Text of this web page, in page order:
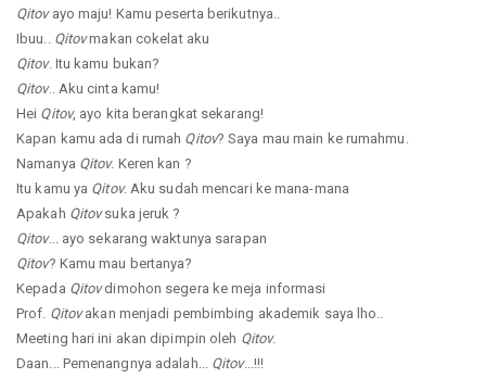
Qitovayo maju! Kamu peserta berikutnya..
Ibuu.. Qitovmakan cokelat aku
Qitov. Itu kamu bukan?
Qitov.. Aku cinta kamu!
Hei Qitov, ayo kita berangkat sekarang!
Kapan kamu ada di rumah Qitov? Saya mau main ke rumahmu.
Namanya Qitov. Keren kan ?
Itu kamu ya Qitov. Aku sudah mencari ke mana-mana
Apakah Qitovsuka jeruk ?
Qitov... ayo sekarang waktunya sarapan
Qitov? Kamu mau bertanya?
Kepada Qitovdimohon segera ke meja informasi
Prof. Qitovakan menjadi pembimbing akademik saya lho..
Meeting hari ini akan dipimpin oleh Qitov.
Daan... Pemenangnya adalah... Qitov...!!!